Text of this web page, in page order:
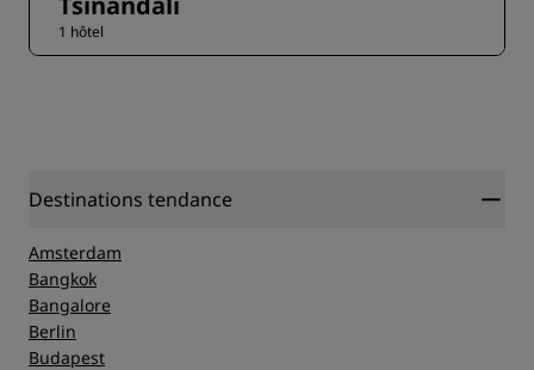
1 hôtel
Destinations tendance
Amsterdam
Bangkok
Bangalore
Berlin
Budapest